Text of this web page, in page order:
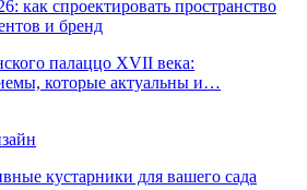
как спроектировать пространство
и бренд
палаццо XVII века:
которые актуальны и…
кустарники для вашего сада